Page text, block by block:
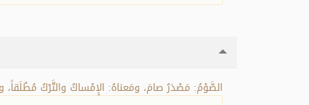
الصَّوْمُ: مَصْدَرُ صامَ، ومَعناهُ: الإِمْساكُ والتَّرْكُ